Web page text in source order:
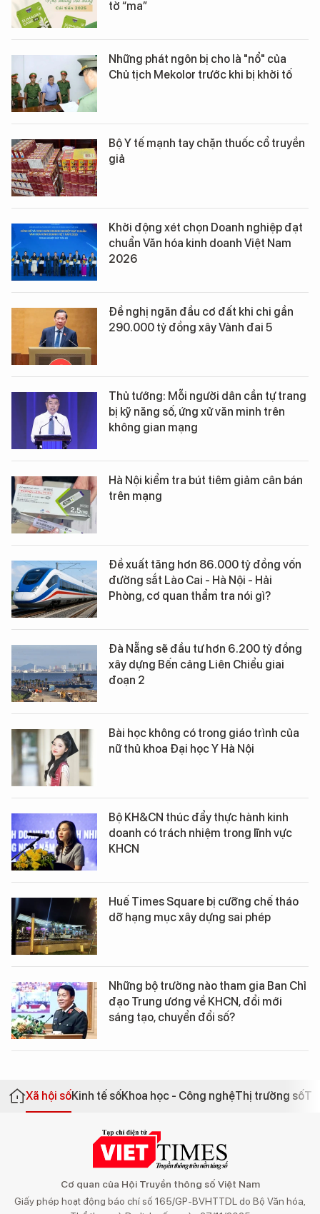
tờ “ma”
Những phát ngôn bị cho là "nổ" của
Chủ tịch Mekolor trước khi bị khởi tố
Bộ Y tế mạnh tay chặn thuốc cổ truyền
giả
Khởi động xét chọn Doanh nghiệp đạt
chuẩn Văn hóa kinh doanh Việt Nam
2026
Đề nghị ngăn đầu cơ đất khi chi gần
290.000 tỷ đồng xây Vành đai 5
Thủ tướng: Mỗi người dân cần tự trang
bị kỹ năng số, ứng xử văn minh trên
không gian mạng
Hà Nội kiểm tra bút tiêm giảm cân bán
trên mạng
Đề xuất tăng hơn 86.000 tỷ đồng vốn
đường sắt Lào Cai - Hà Nội - Hải
Phòng, cơ quan thẩm tra nói gì?
Đà Nẵng sẽ đầu tư hơn 6.200 tỷ đồng
xây dựng Bến cảng Liên Chiểu giai
đoạn 2
Bài học không có trong giáo trình của
nữ thủ khoa Đại học Y Hà Nội
Bộ KH&CN thúc đẩy thực hành kinh
doanh có trách nhiệm trong lĩnh vực
KHCN
Huế Times Square bị cưỡng chế tháo
dỡ hạng mục xây dựng sai phép
Những bộ trưởng nào tham gia Ban Chỉ
đạo Trung ương về KHCN, đổi mới
sáng tạo, chuyển đổi số?
Xã hội sốKinh tế sốKhoa học - Công nghệThị trường số
Cơ quan của Hội Truyền thông số Việt Nam
Giấy phép hoạt động báo chí số 165/GP-BVHTTDL do Bộ Văn hóa,